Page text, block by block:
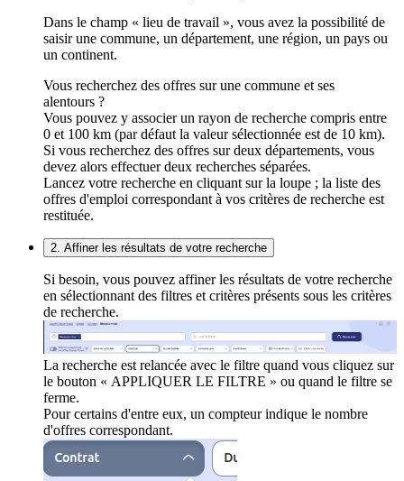
Dans le champ « lieu de travail », vous avez la possibilité de
saisir une commune, un département, une région, un pays ou
un continent.
Vous recherchez des offres sur une commune et ses
alentours ?
Vous pouvez y associer un rayon de recherche compris entre
0 et 100 km (par défaut la valeur sélectionnée est de 10 km).
Si vous recherchez des offres sur deux départements, vous
devez alors effectuer deux recherches séparées.
Lancez votre recherche en cliquant sur la loupe ; la liste des
offres d'emploi correspondant à vos critères de recherche est
restituée.
2. Affiner les résultats de votre recherche
Si besoin, vous pouvez affiner les résultats de votre recherche
en sélectionnant des filtres et critères présents sous les critères
de recherche.
La recherche est relancée avec le filtre quand vous cliquez sur
le bouton « APPLIQUER LE FILTRE » ou quand le filtre se
ferme.
Pour certains d'entre eux, un compteur indique le nombre
d'offres correspondant.